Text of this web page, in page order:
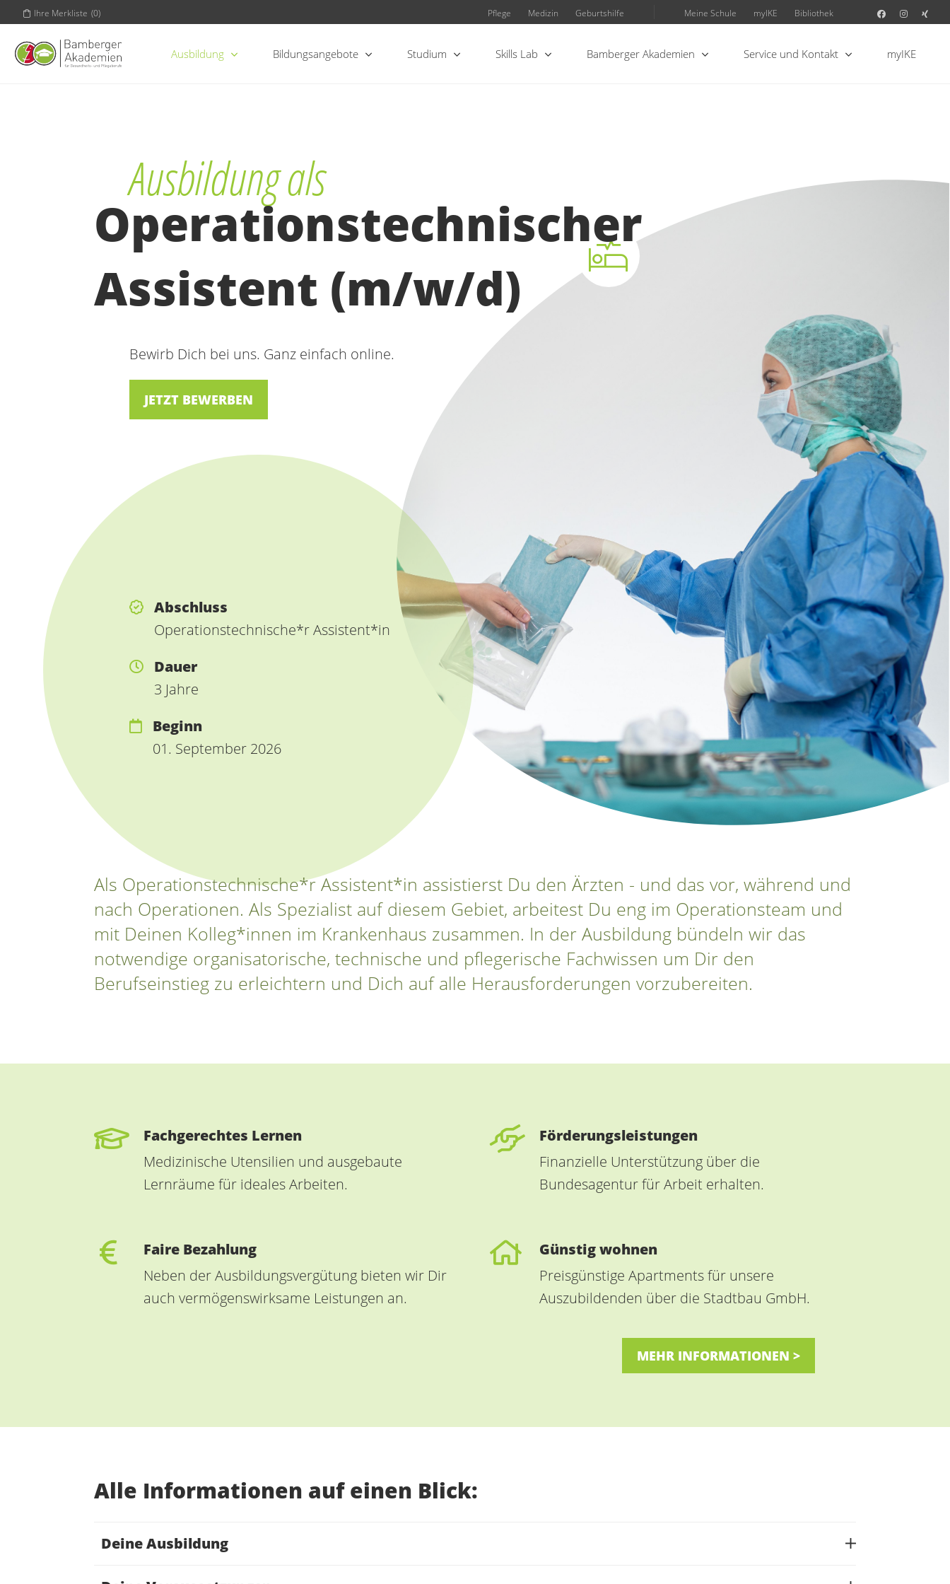
Ihre Merkliste (0) Pflege Medizin Geburtshilfe Meine Schule myIKE Bibliothek
Ausbildung Bildungsangebote Studium Skills Lab Bamberger Akademien Service und Kontakt myIKE
Ausbildung als
Operations­technischer
Assistent (m/w/d)
Bewirb Dich bei uns. Ganz einfach online.
JETZT BEWERBEN
Abschluss
Operationstechnische*r Assistent*in
Dauer
3 Jahre
Beginn
01. September 2026
Als Operationstechnische*r Assistent*in assistierst Du den Ärzten - und das vor, während und
nach Operationen. Als Spezialist auf diesem Gebiet, arbeitest Du eng im Operationsteam und
mit Deinen Kolleg*innen im Krankenhaus zusammen. In der Ausbildung bündeln wir das
notwendige organisatorische, technische und pflegerische Fachwissen um Dir den
Berufseinstieg zu erleichtern und Dich auf alle Herausforderungen vorzubereiten.
Fachgerechtes Lernen
Medizinische Utensilien und ausgebaute
Lernräume für ideales Arbeiten.
Förderungsleistungen
Finanzielle Unterstützung über die
Bundesagentur für Arbeit erhalten.
Faire Bezahlung
Neben der Ausbildungsvergütung bieten wir Dir
auch vermögenswirksame Leistungen an.
Günstig wohnen
Preisgünstige Apartments für unsere
Auszubildenden über die Stadtbau GmbH.
MEHR INFORMATIONEN >
Alle Informationen auf einen Blick:
Deine Ausbildung